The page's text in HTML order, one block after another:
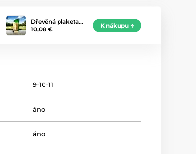
Dřevěná plaketa…
10,08 €
K nákupu
9-10-11
áno
áno